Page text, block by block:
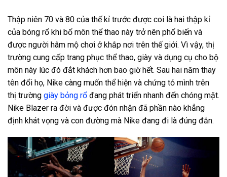
Thập niên 70 và 80 của thế kỉ trước được coi là hai thập kỉ
của bóng rổ khi bổ môn thể thao này trở nên phổ biến và
được người hâm mộ chơi ở khắp nơi trên thế giới. Vì vậy, thị
trường cung cấp trang phục thể thao, giày và dụng cụ cho bộ
môn này lúc đó đắt khách hơn bao giờ hết. Sau hai năm thay
tên đổi họ, Nike càng muốn thể hiện và chứng tỏ mình trên
thị trường giày bỏng rổ đang phát triển nhanh đến chóng mặt.
Nike Blazer ra đời và được đón nhận đã phần nào khẳng
định khát vọng và con đường mà Nike đang đi là đúng đắn.